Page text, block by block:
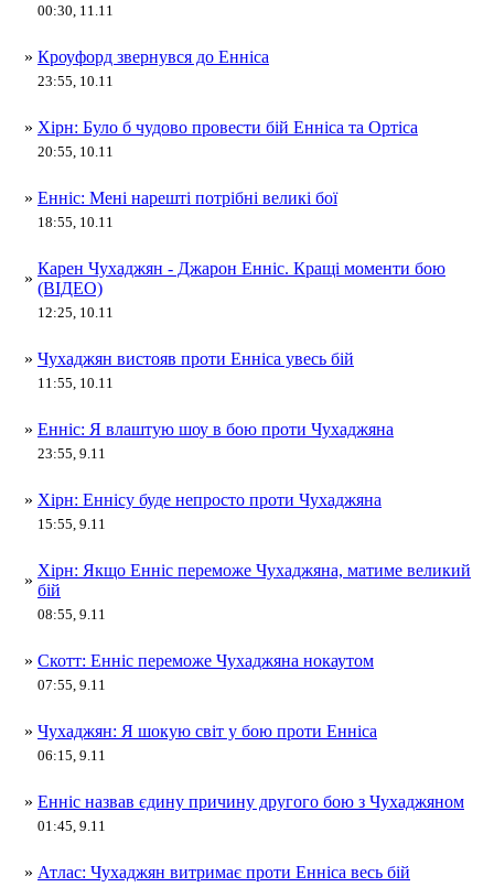
00:30, 11.11
» Кроуфорд звернувся до Енніса
23:55, 10.11
» Хірн: Було б чудово провести бій Енніса та Ортіса
20:55, 10.11
» Енніс: Мені нарешті потрібні великі бої
18:55, 10.11
»
Карен Чухаджян - Джарон Енніс. Кращі моменти бою
(ВІДЕО)
12:25, 10.11
» Чухаджян вистояв проти Енніса увесь бій
11:55, 10.11
» Енніс: Я влаштую шоу в бою проти Чухаджяна
23:55, 9.11
» Хірн: Еннісу буде непросто проти Чухаджяна
15:55, 9.11
»
Хірн: Якщо Енніс переможе Чухаджяна, матиме великий
бій
08:55, 9.11
» Скотт: Енніс переможе Чухаджяна нокаутом
07:55, 9.11
» Чухаджян: Я шокую світ у бою проти Енніса
06:15, 9.11
» Енніс назвав єдину причину другого бою з Чухаджяном
01:45, 9.11
» Атлас: Чухаджян витримає проти Енніса весь бій